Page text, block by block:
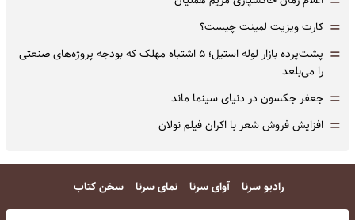
= کارت ویزیت لمینت چیست؟
=
پشت‌پرده بازار لوله استیل؛ ۵ اشتباه مهلک که بودجه پروژه‌های صنعتی
را می‌بلعد
= جعفر جکسون در دنیای سینما ماند
= افزایش فروش شعر با اکران فیلم نولان
رادیو سرنا آوای سرنا نمای سرنا سخن کتاب